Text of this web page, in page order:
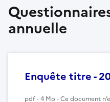
annuelle
Enquête titre -
pdf - 4 Mo - Ce document